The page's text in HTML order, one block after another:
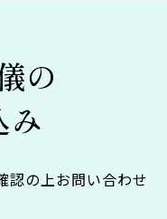
の
み
認の上お問い合わせ